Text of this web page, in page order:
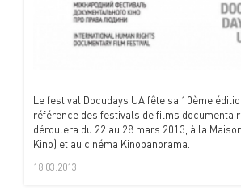
Le festival Docudays UA fête sa 10ème
référence des festivals de films
déroulera du 22 au 28 mars 2013, à la
Kino) et au cinéma Kinopanorama.
18.03.2013